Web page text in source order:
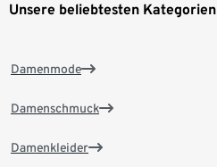
Unsere beliebtesten Kategorien
Damenmode
Damenschmuck
Damenkleider